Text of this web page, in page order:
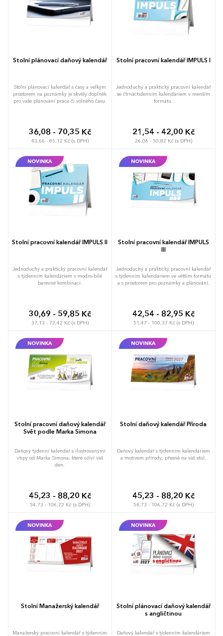
Stolní plánovací daňový kalendář
Stolní plánovací kalendář s časy a velkým
prostorem na poznámky je skvělý doplněk
pro vaše plánování práce či volného času.
36,08 - 70,35 Kč
43,66 - 85,12 Kč (s DPH)
Stolní pracovní kalendář IMPULS I
Jednoduchý a praktický pracovní kalendář
se čtrnáctidenním kalendáriem v menším
formátu.
21,54 - 42,00 Kč
26,06 - 50,82 Kč (s DPH)
NOVINKA
Stolní pracovní kalendář IMPULS II
Jednoduchý a praktický pracovní kalendář
s týdenním kalendáriem v modro-bílé
barevné kombinaci.
30,69 - 59,85 Kč
37,13 - 72,42 Kč (s DPH)
NOVINKA
Stolní pracovní kalendář IMPULS
Jednoduchý a praktický pracovní kalendář
s týdenním kalendáriem ve větším formátu
a s prostorem pro poznámky a plánování.
42,54 - 82,95 Kč
51,47 - 100,37 Kč (s DPH)
NOVINKA
Stolní pracovní daňový kalendář
Svět podle Marka Simona
Daňový týdenní kalendář s ilustrovanými
vtipy od Marka Simona, které oživí váš
den.
45,23 - 88,20 Kč
54,73 - 106,72 Kč (s DPH)
NOVINKA
Stolní daňový kalendář Příroda
Daňový kalendář s týdenním kalendáriem
a motivem přírody, přesně na váš stůl.
45,23 - 88,20 Kč
54,73 - 106,72 Kč (s DPH)
NOVINKA
Stolní Manažerský kalendář
Manažerský pracovní kalendář s týdenním
NOVINKA
Stolní plánovací daňový kalendář
s angličtinou
Daňový kalendář s týdenním kalendáriem